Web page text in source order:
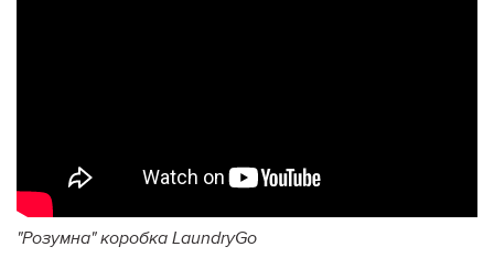
"Розумна" коробка LaundryGo